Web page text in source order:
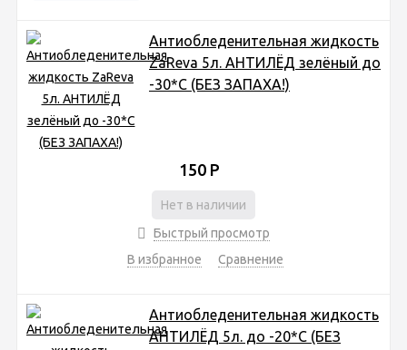
Антиобледенительная жидкость
ZaReva 5л. АНТИЛЁД зелёный до
-30*С (БЕЗ ЗАПАХА!)
150 Р
Нет в наличии
Быстрый просмотр
В избранное
Сравнение
Антиобледенительная жидкость
АНТИЛЁД 5л. до -20*С (БЕЗ